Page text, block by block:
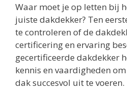
Waar moet je op letten bij
juiste dakdekker? Ten
te controleren of de
certificering en ervaring
gecertificeerde dakdekker
kennis en vaardigheden
dak succesvol uit te voeren.